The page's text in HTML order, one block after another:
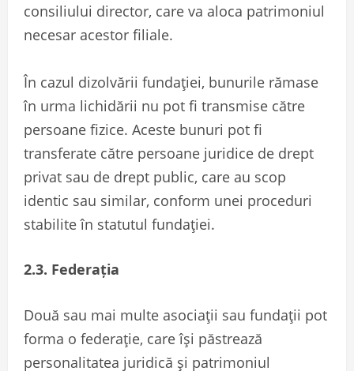
consiliului director, care va aloca patrimoniul
necesar acestor filiale.
În cazul dizolvării fundației, bunurile rămase
în urma lichidării nu pot fi transmise către
persoane fizice. Aceste bunuri pot fi
transferate către persoane juridice de drept
privat sau de drept public, care au scop
identic sau similar, conform unei proceduri
stabilite în statutul fundației.
2.3. Federația
Două sau mai multe asociații sau fundații pot
forma o federație, care își păstrează
personalitatea juridică și patrimoniul